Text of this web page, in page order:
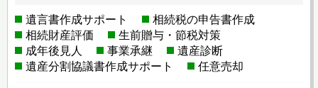
遺言書作成サポート
相続税の申告書作成
相続財産評価
生前贈与・節税対策
成年後見人
事業承継
遺産診断
遺産分割協議書作成サポート
任意売却